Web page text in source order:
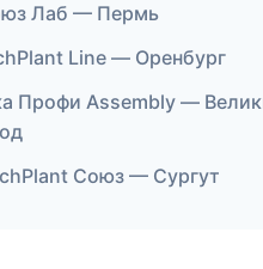
Лаб — Пермь
Line — Оренбург
Профи Assembly —
Союз — Сургут